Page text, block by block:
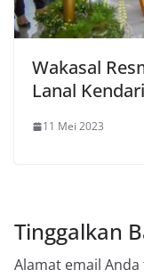
Wakasal
Lanal Kendari
11 Mei 2023
Tinggalkan
Alamat email